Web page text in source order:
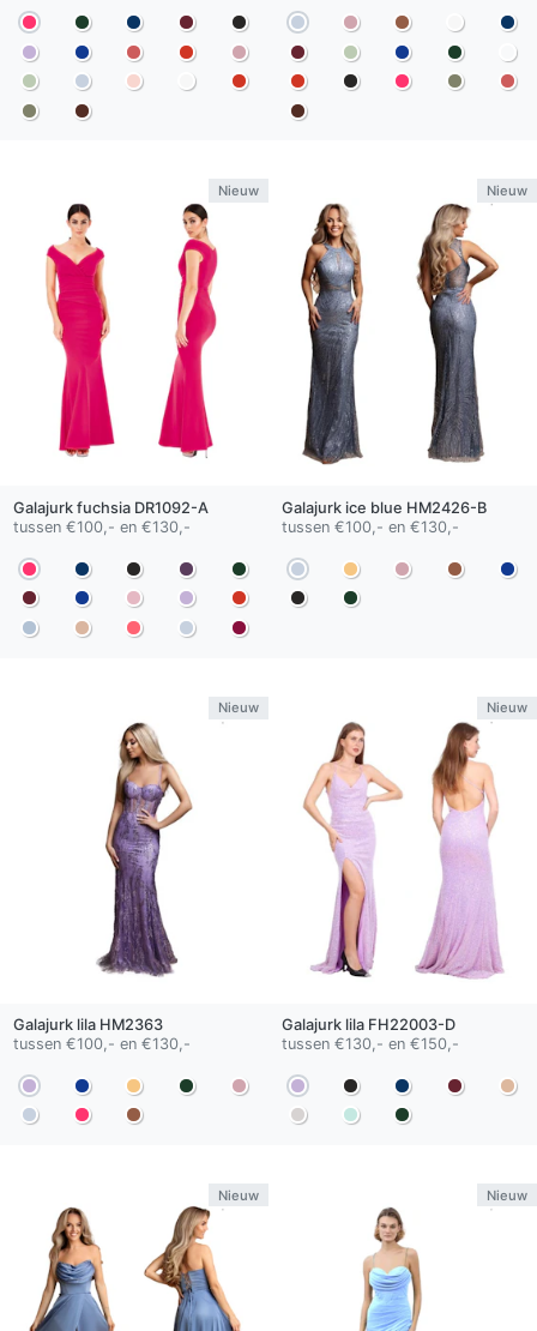
Nieuw
Galajurk fuchsiaDR1092-A
tussen €100,- en €130,-
Nieuw
Galajurk ice blue HM2426-B
tussen €100,- en €130,-
Nieuw
Galajurk lilaHM2363
tussen €100,- en €130,-
Nieuw
Galajurk lilaFH22003-D
tussen €130,- en €150,-
Nieuw Nieuw